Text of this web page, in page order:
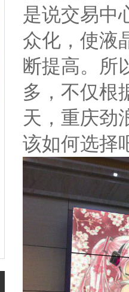
是说交易中
众化，使液
断提高。所
多，不仅根
天，重庆劲
该如何选择